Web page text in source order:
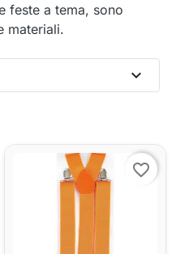
feste a tema, sono
materiali.
expand_more
favorite_border